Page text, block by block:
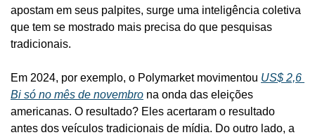
apostam em seus palpites, surge uma inteligência coletiva
que tem se mostrado mais precisa do que pesquisas
tradicionais.
Em 2024, por exemplo, o Polymarket movimentou US$ 2,6
Bi só no mês de novembro na onda das eleições
americanas. O resultado? Eles acertaram o resultado
antes dos veículos tradicionais de mídia. Do outro lado, a